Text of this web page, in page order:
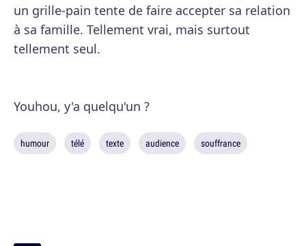
un grille-pain tente de faire accepter sa relation
à sa famille. Tellement vrai, mais surtout
tellement seul.
Youhou, y'a quelqu'un ?
humour télé texte audience souffrance